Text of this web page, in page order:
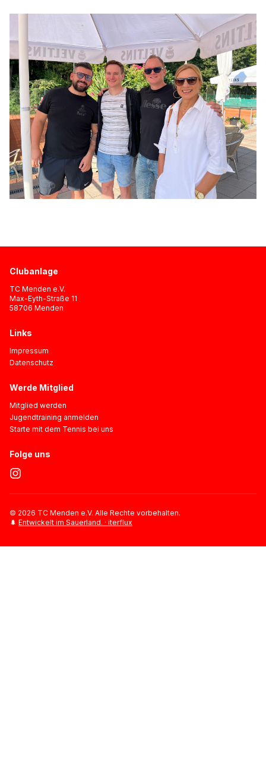
Clubanlage
TC Menden e.V.
Max-Eyth-Straße 11
58706 Menden
Links
Impressum
Datenschutz
Werde Mitglied
Mitglied werden
Jugendtraining anmelden
Starte mit dem Tennis bei uns
Folge uns
© 2026 TC Menden e.V. Alle Rechte vorbehalten.
🌲 Entwickelt im Sauerland. · iterflux